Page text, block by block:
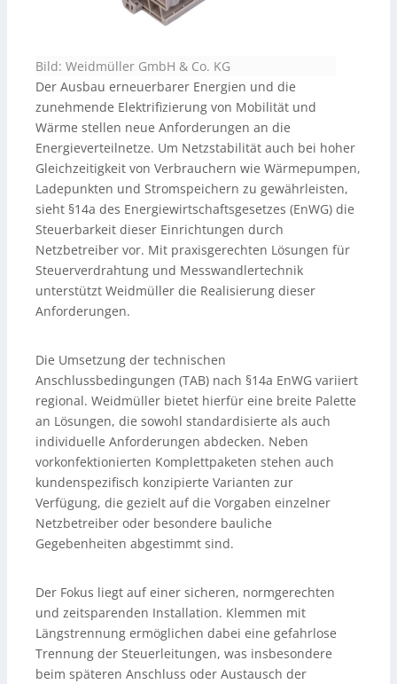
Bild: Weidmüller GmbH & Co. KG
Der Ausbau erneuerbarer Energien und die
zunehmende Elektrifizierung von Mobilität und
Wärme stellen neue Anforderungen an die
Energieverteilnetze. Um Netzstabilität auch bei hoher
Gleichzeitigkeit von Verbrauchern wie Wärmepumpen,
Ladepunkten und Stromspeichern zu gewährleisten,
sieht §14a des Energiewirtschaftsgesetzes (EnWG) die
Steuerbarkeit dieser Einrichtungen durch
Netzbetreiber vor. Mit praxisgerechten Lösungen für
Steuerverdrahtung und Messwandlertechnik
unterstützt Weidmüller die Realisierung dieser
Anforderungen.
Die Umsetzung der technischen
Anschlussbedingungen (TAB) nach §14a EnWG variiert
regional. Weidmüller bietet hierfür eine breite Palette
an Lösungen, die sowohl standardisierte als auch
individuelle Anforderungen abdecken. Neben
vorkonfektionierten Komplettpaketen stehen auch
kundenspezifisch konzipierte Varianten zur
Verfügung, die gezielt auf die Vorgaben einzelner
Netzbetreiber oder besondere bauliche
Gegebenheiten abgestimmt sind.
Der Fokus liegt auf einer sicheren, normgerechten
und zeitsparenden Installation. Klemmen mit
Längstrennung ermöglichen dabei eine gefahrlose
Trennung der Steuerleitungen, was insbesondere
beim späteren Anschluss oder Austausch der